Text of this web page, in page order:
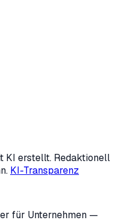
KI erstellt. Redaktionell
KI-Transparenz
für Unternehmen —